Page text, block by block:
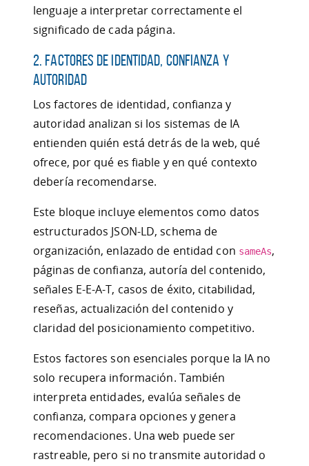
lenguaje a interpretar correctamente el
significado de cada página.
2. Factores de identidad, confianza y
autoridad
Los factores de identidad, confianza y
autoridad analizan si los sistemas de IA
entienden quién está detrás de la web, qué
ofrece, por qué es fiable y en qué contexto
debería recomendarse.
Este bloque incluye elementos como datos
estructurados JSON-LD, schema de
organización, enlazado de entidad con sameAs,
páginas de confianza, autoría del contenido,
señales E-E-A-T, casos de éxito, citabilidad,
reseñas, actualización del contenido y
claridad del posicionamiento competitivo.
Estos factores son esenciales porque la IA no
solo recupera información. También
interpreta entidades, evalúa señales de
confianza, compara opciones y genera
recomendaciones. Una web puede ser
rastreable, pero si no transmite autoridad o